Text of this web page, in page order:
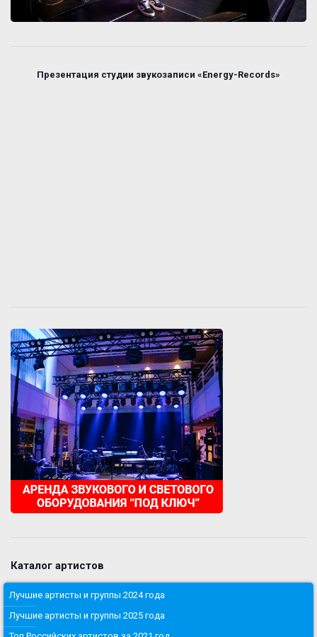
Презентация студии звукозаписи «Energy-Records»
Каталог артистов
Лучшие артисты и группы 2024 года
Лучшие артисты и группы 2025 года